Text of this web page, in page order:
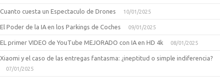
Cuanto cuesta un Espectaculo de Drones 10/01/2025
El Poder de la IA en los Parkings de Coches 09/01/2025
EL primer VIDEO de YouTube MEJORADO con IA en HD 4k 08/01/2025
Xiaomi y el caso de las entregas fantasma: ¿ineptitud o simple indiferencia?
07/01/2025